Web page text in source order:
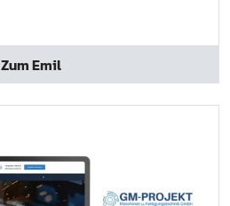
Zum Emil